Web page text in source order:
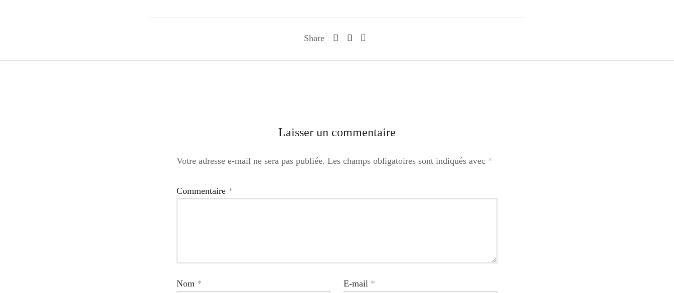
Share
Laisser un commentaire
Votre adresse e-mail ne sera pas publiée. Les champs obligatoires sont indiqués avec *
Commentaire *
Nom * E-mail *